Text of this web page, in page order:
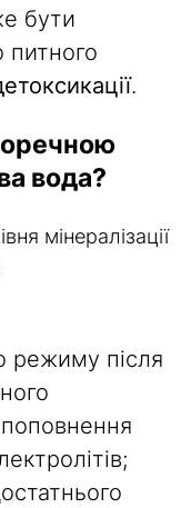
бути
питного
.
вода?
мінералізації
режиму після